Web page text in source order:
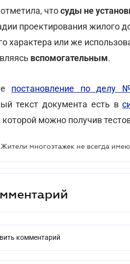
чтосуды не
проектирования жилого
характера или же
вспомогательным.
постановление по делу
текст документа есть в
которой можно получив
комментарий